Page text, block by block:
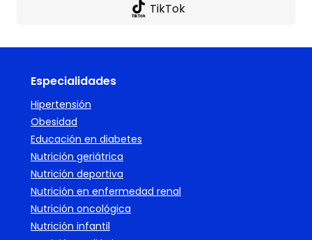
TikTok
Especialidades
Hipertensión
Obesidad
Educación en diabetes
Nutrición geriátrica
Nutrición deportiva
Nutrición en enfermedad renal
Nutrición oncológica
Nutrición infantil